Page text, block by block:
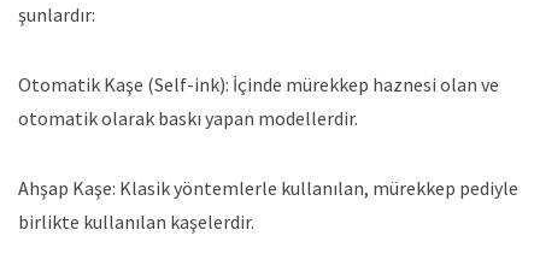
şunlardır:
Otomatik Kaşe (Self-ink): İçinde mürekkep haznesi olan ve
otomatik olarak baskı yapan modellerdir.
Ahşap Kaşe: Klasik yöntemlerle kullanılan, mürekkep pediyle
birlikte kullanılan kaşelerdir.